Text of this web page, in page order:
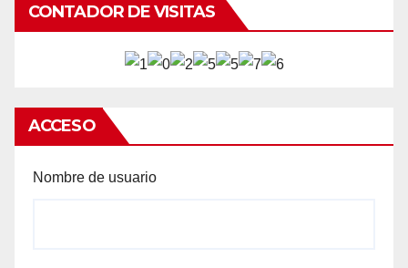
CONTADOR DE VISITAS
ACCESO
Nombre de usuario